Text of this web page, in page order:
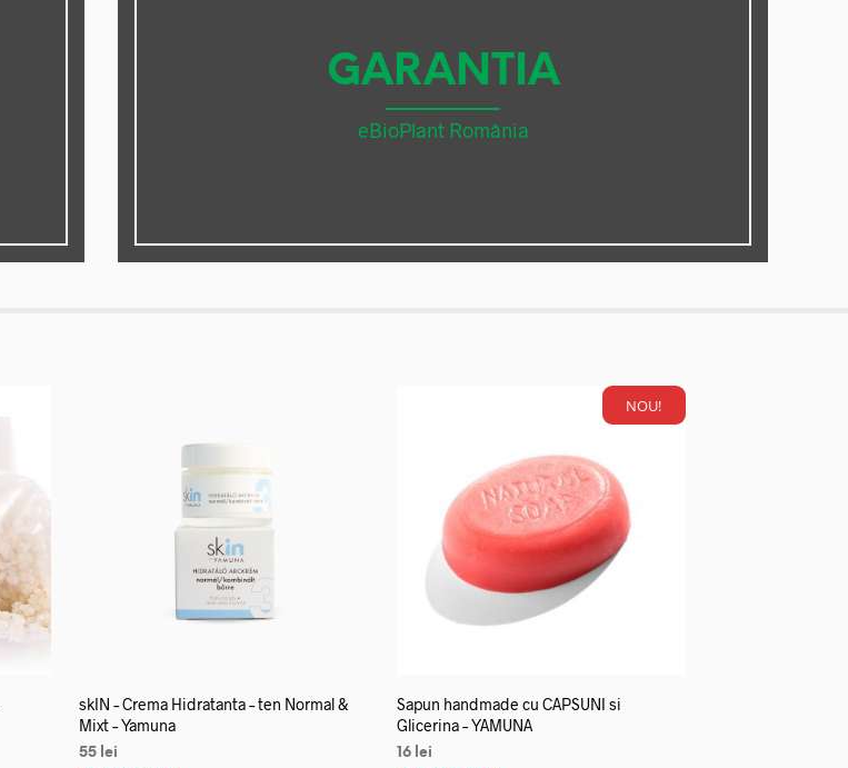
GARANTIA
eBioPlant România
skIN – Crema Hidratanta – ten Normal &
Mixt – Yamuna
55 lei
NOU!
Sapun handmade cu CAPSUNI si
Glicerina – YAMUNA
16 lei